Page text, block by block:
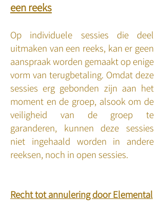
een reeks
Op individuele sessies die deel
uitmaken van een reeks, kan er geen
aanspraak worden gemaakt op enige
vorm van terugbetaling. Omdat deze
sessies erg gebonden zijn aan het
moment en de groep, alsook om de
veiligheid van de groep te
garanderen, kunnen deze sessies
niet ingehaald worden in andere
reeksen, noch in open sessies.
Recht tot annulering door Elemental